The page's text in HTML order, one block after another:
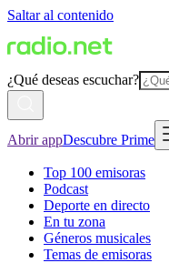
Saltar al contenido
¿Qué deseas escuchar?
Abrir appDescubre Prime
Top 100 emisoras
Podcast
Deporte en directo
En tu zona
Géneros musicales
Temas de emisoras